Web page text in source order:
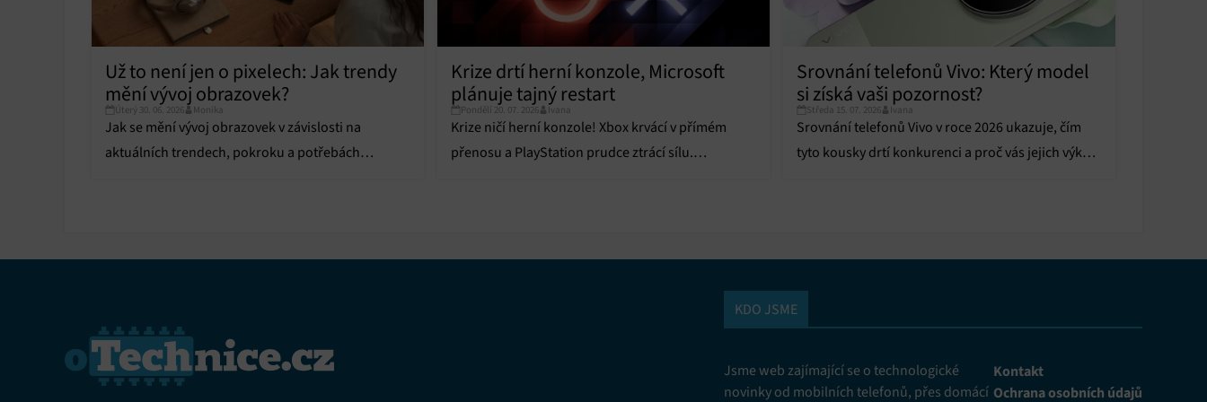
Už to není jen o pixelech: Jak trendy
mění vývoj obrazovek?
Úterý 30. 06. 2026 Monika
Jak se mění vývoj obrazovek v závislosti na
aktuálních trendech, pokroku a potřebách
Krize drtí herní konzole, Microsoft
plánuje tajný restart
Pondělí 20. 07. 2026 Ivana
Krize ničí herní konzole! Xbox krvácí v přímém
přenosu a PlayStation prudce ztrácí sílu.
Srovnání telefonů Vivo: Který model
si získá vaši pozornost?
Středa 15. 07. 2026 Ivana
Srovnání telefonů Vivo v roce 2026 ukazuje, čím
tyto kousky drtí konkurenci a proč vás jejich výkon
KDO JSME
Jsme web zajímající se o technologické
novinky od mobilních telefonů, přes domácí
Kontakt
Ochrana osobních údajů